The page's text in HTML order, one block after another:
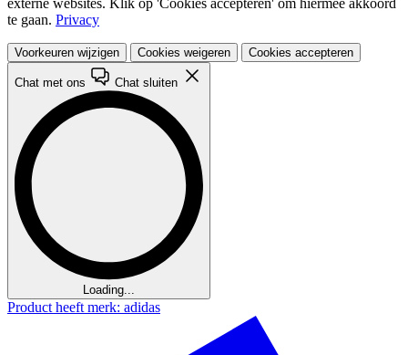
externe websites. Klik op 'Cookies accepteren' om hiermee akkoord
te gaan. Privacy
Voorkeuren wijzigen Cookies weigeren Cookies accepteren
Chat met ons Chat sluiten
Loading...
Product heeft merk: adidas